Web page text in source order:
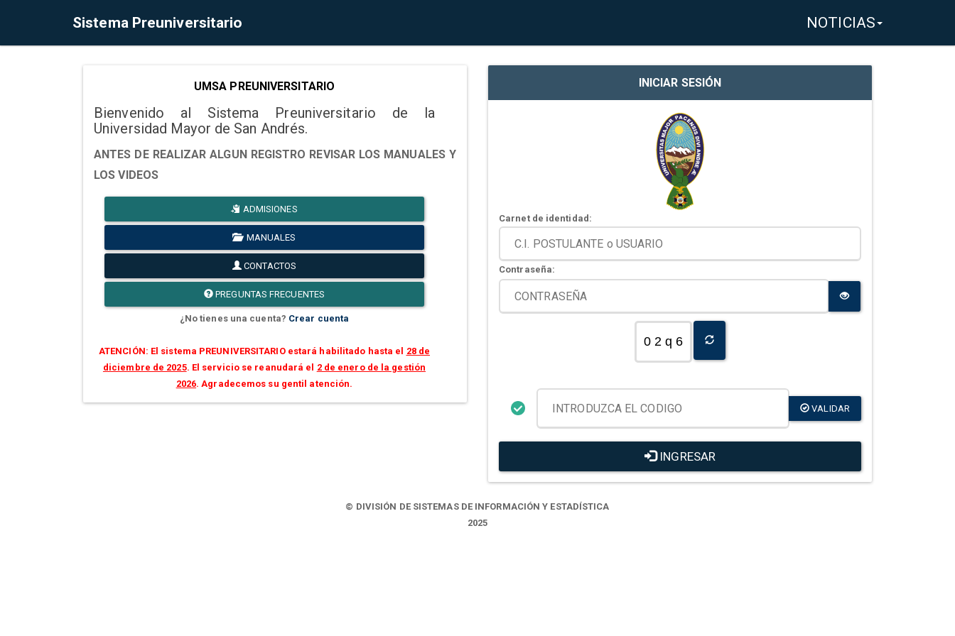
Sistema Preuniversitario NOTICIAS
UMSA PREUNIVERSITARIO
Bienvenido al Sistema Preuniversitario de la
Universidad Mayor de San Andrés.
ANTES DE REALIZAR ALGUN REGISTRO REVISAR LOS MANUALES Y
LOS VIDEOS
ADMISIONES
MANUALES
CONTACTOS
PREGUNTAS FRECUENTES
¿No tienes una cuenta? Crear cuenta
ATENCIÓN: El sistema PREUNIVERSITARIO estará habilitado hasta el 28 de
diciembre de 2025. El servicio se reanudará el 2 de enero de la gestión
2026. Agradecemos su gentil atención.
INICIAR SESIÓN
Carnet de identidad:
Contraseña:
0 2 q 6
VALIDAR
INGRESAR
© DIVISIÓN DE SISTEMAS DE INFORMACIÓN Y ESTADÍSTICA
2025